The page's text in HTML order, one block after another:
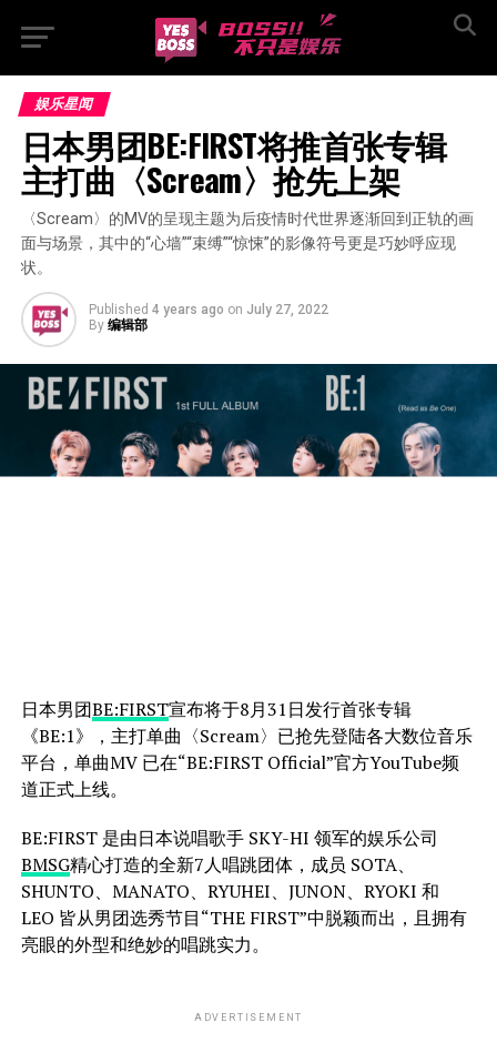
娱乐星闻
日本男团BE:FIRST将推首张专辑
主打曲〈Scream〉抢先上架
〈Scream〉的MV的呈现主题为后疫情时代世界逐渐回到正轨的画
面与场景，其中的“心墙”“束缚”“惊悚”的影像符号更是巧妙呼应现
状。
Published 4 years ago on July 27, 2022
By 编辑部
日本男团BE:FIRST宣布将于8月31日发行首张专辑
《BE:1》，主打单曲〈Scream〉已抢先登陆各大数位音乐
平台，单曲MV 已在“BE:FIRST Official”官方YouTube频
道正式上线。
BE:FIRST 是由日本说唱歌手 SKY-HI 领军的娱乐公司
BMSG精心打造的全新7人唱跳团体，成员 SOTA、
SHUNTO、MANATO、RYUHEI、JUNON、RYOKI 和
LEO 皆从男团选秀节目“THE FIRST”中脱颖而出，且拥有
亮眼的外型和绝妙的唱跳实力。
ADVERTISEMENT